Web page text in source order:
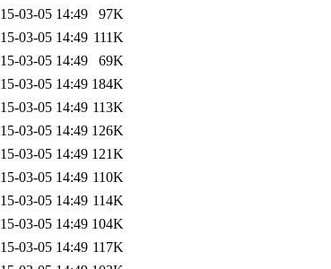
03-05 14:49
97K
03-05 14:49 111K
03-05 14:49
69K
03-05 14:49 184K
03-05 14:49 113K
03-05 14:49 126K
03-05 14:49 121K
03-05 14:49 110K
03-05 14:49 114K
03-05 14:49 104K
03-05 14:49 117K